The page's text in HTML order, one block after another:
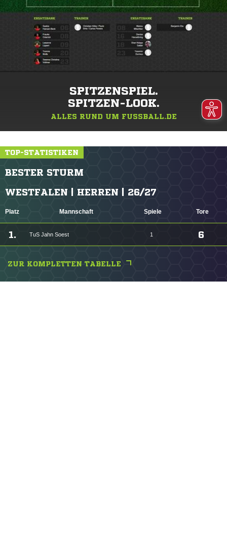
SPITZENSPIEL.
SPITZEN-LOOK.
ALLES RUND UM FUSSBALL.DE
TOP-STATISTIKEN
BESTER STURM
WESTFALEN | HERREN | 26/27
Platz Mannschaft Spiele Tore
1. TuS Jahn Soest 1 6
ZUR KOMPLETTEN TABELLE